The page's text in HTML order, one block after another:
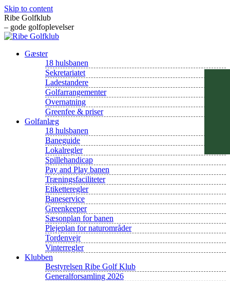
Skip to content
Ribe Golfklub
– gode golfoplevelser
Gæster
18 hulsbanen
Sekretariatet
Ladestandere
Golfarrangementer
Overnatning
Greenfee & priser
Golfanlæg
18 hulsbanen
Baneguide
Lokalregler
Spillehandicap
Pay and Play banen
Træningsfaciliteter
Etiketteregler
Baneservice
Greenkeeper
Sæsonplan for banen
Plejeplan for naturområder
Tordenvejr
Vinterregler
Klubben
Bestyrelsen Ribe Golf Klub
Generalforsamling 2026